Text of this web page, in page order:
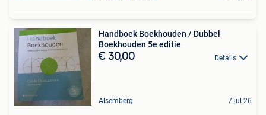
Handboek Boekhouden / Dubbel
Boekhouden 5e editie
€ 30,00 Details
Alsemberg 7 jul 26